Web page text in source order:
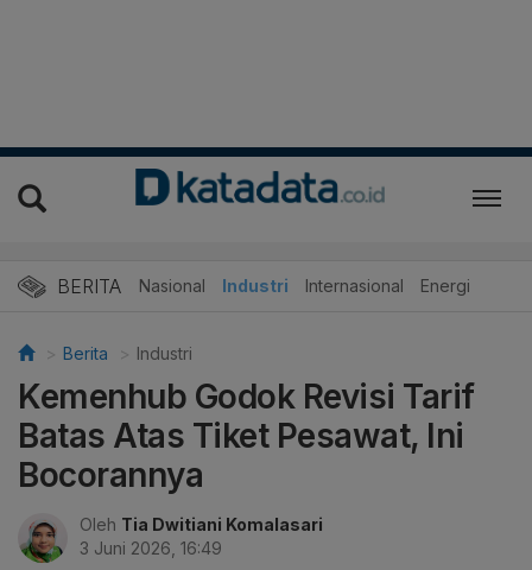
BERITA Nasional Industri Internasional Energi
Berita Industri
Kemenhub Godok Revisi Tarif
Batas Atas Tiket Pesawat, Ini
Bocorannya
Oleh Tia Dwitiani Komalasari
3 Juni 2026, 16:49